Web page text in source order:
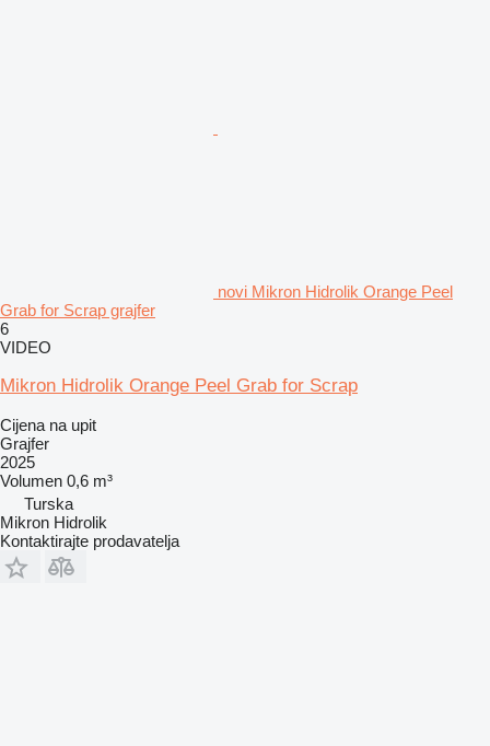
novi Mikron Hidrolik Orange Peel
Grab for Scrap grajfer
6
VIDEO
Mikron Hidrolik Orange Peel Grab for Scrap
Cijena na upit
Grajfer
2025
Volumen 0,6 m³
Turska
Mikron Hidrolik
Kontaktirajte prodavatelja